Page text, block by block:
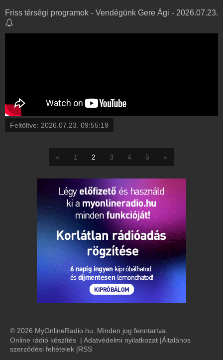
Friss térségi programok - Vendégünk Gere Ági - 2026.07.23.
Feltöltve: 2026.07.23. 09:55:19
« 1 2 3 4 5 »
© 2026 MyOnlineRadio.hu. Minden jog fenntartva.
Online rádió készítés | Adatvédelmi nyilatkozat |Általános
szerződési feltételek |RSS